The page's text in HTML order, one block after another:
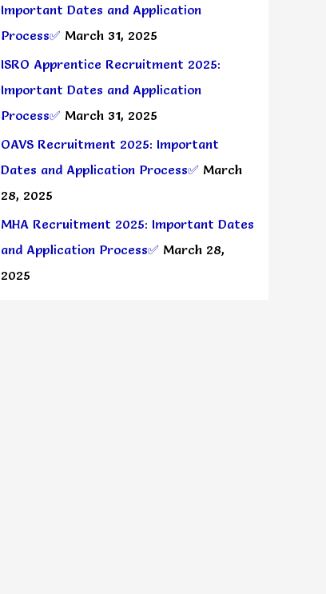
Important Dates and Application
Process✅ March 31, 2025
ISRO Apprentice Recruitment 2025:
Important Dates and Application
Process✅ March 31, 2025
OAVS Recruitment 2025: Important
Dates and Application Process✅ March
28, 2025
MHA Recruitment 2025: Important Dates
and Application Process✅ March 28,
2025